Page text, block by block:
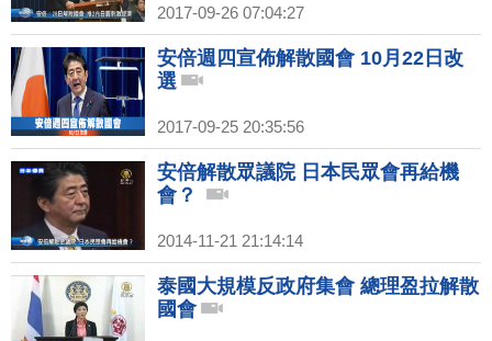
2017-09-26 07:04:27
安倍週四宣佈解散國會 10月22日改
選
2017-09-25 20:35:56
安倍解散眾議院 日本民眾會再給機
會？
2014-11-21 21:14:14
泰國大規模反政府集會 總理盈拉解散
國會